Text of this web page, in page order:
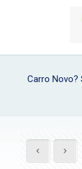
Carro Novo?